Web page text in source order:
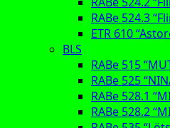
RABe 524.3
ETR 610
BLS
RABe 515
RABe 525
RABe 528.1
RABe 528.2